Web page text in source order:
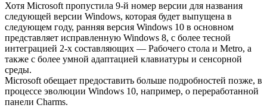
Хотя Microsoft пропустила 9-й номер версии для названия
следующей версии Windows, которая будет выпущена в
следующем году, ранняя версия Windows 10 в основном
представляет исправленную Windows 8, с более тесной
интеграцией 2-х составляющих — Рабочего стола и Metro, а
также с более умной адаптацией клавиатуры и сенсорной
среды.
Microsoft обещает предоставить больше подробностей позже, в
процессе эволюции Windows 10, например, о переработанной
панели Charms.